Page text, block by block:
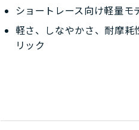
ショートレース向け軽量モ
軽さ、しなやかさ、耐摩
リック